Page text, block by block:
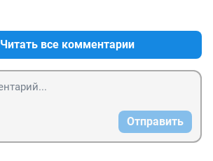
Читать все комментарии
Отправить